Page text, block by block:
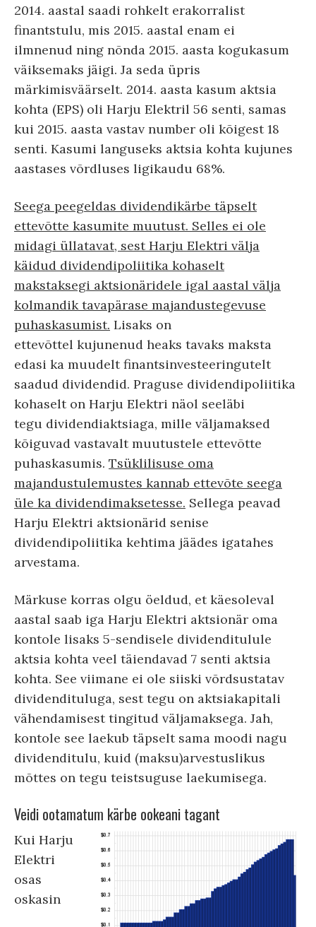
2014. aastal saadi rohkelt erakorralist
finantstulu, mis 2015. aastal enam ei
ilmnenud ning nõnda 2015. aasta kogukasum
väiksemaks jäigi. Ja seda üpris
märkimisväärselt. 2014. aasta kasum aktsia
kohta (EPS) oli Harju Elektril 56 senti, samas
kui 2015. aasta vastav number oli kõigest 18
senti. Kasumi languseks aktsia kohta kujunes
aastases võrdluses ligikaudu 68%.
Seega peegeldas dividendikärbe täpselt
ettevõtte kasumite muutust. Selles ei ole
midagi üllatavat, sest Harju Elektri välja
käidud dividendipoliitika kohaselt
makstaksegi aktsionäridele igal aastal välja
kolmandik tavapärase majandustegevuse
puhaskasumist. Lisaks on
ettevõttel kujunenud heaks tavaks maksta
edasi ka muudelt finantsinvesteeringutelt
saadud dividendid. Praguse dividendipoliitika
kohaselt on Harju Elektri näol seeläbi
tegu dividendiaktsiaga, mille väljamaksed
kõiguvad vastavalt muutustele ettevõtte
puhaskasumis. Tsüklilisuse oma
majandustulemustes kannab ettevõte seega
üle ka dividendimaksetesse. Sellega peavad
Harju Elektri aktsionärid senise
dividendipoliitika kehtima jäädes igatahes
arvestama.
Märkuse korras olgu öeldud, et käesoleval
aastal saab iga Harju Elektri aktsionär oma
kontole lisaks 5-sendisele dividenditulule
aktsia kohta veel täiendavad 7 senti aktsia
kohta. See viimane ei ole siiski võrdsustatav
dividendituluga, sest tegu on aktsiakapitali
vähendamisest tingitud väljamaksega. Jah,
kontole see laekub täpselt sama moodi nagu
dividenditulu, kuid (maksu)arvestuslikus
mõttes on tegu teistsuguse laekumisega.
Veidi ootamatum kärbe ookeani tagant
Kui Harju
Elektri
osas
oskasin